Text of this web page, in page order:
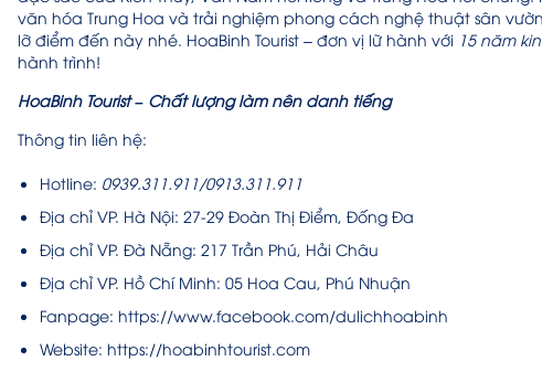
văn hóa Trung Hoa và trải nghiệm phong cách nghệ thuật sân
lỡ điểm đến này nhé. HoaBinh Tourist – đơn vị lữ hành với 15 năm
hành trình!
HoaBinh Tourist – Chất lượng làm nên danh tiếng
Thông tin liên hệ:
Hotline: 0939.311.911/0913.311.911
Địa chỉ VP. Hà Nội: 27-29 Đoàn Thị Điểm, Đống Đa
Địa chỉ VP. Đà Nẵng: 217 Trần Phú, Hải Châu
Địa chỉ VP. Hồ Chí Minh: 05 Hoa Cau, Phú Nhuận
Fanpage: https://www.facebook.com/dulichhoabinh
Website: https://hoabinhtourist.com